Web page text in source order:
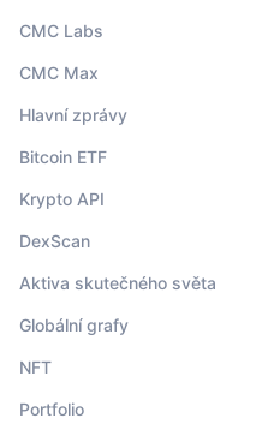
CMC Labs
CMC Max
Hlavní zprávy
Bitcoin ETF
Krypto API
DexScan
Aktiva skutečného světa
Globální grafy
NFT
Portfolio